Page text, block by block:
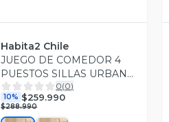
Habita2 Chile
JUEGO DE COMEDOR 4
PUESTOS SILLAS URBAN
POLIPROPILENO + MESA
EAMES 100CM BASE
METAL Y MADERA
0(0)
10% $259.990
$288.990